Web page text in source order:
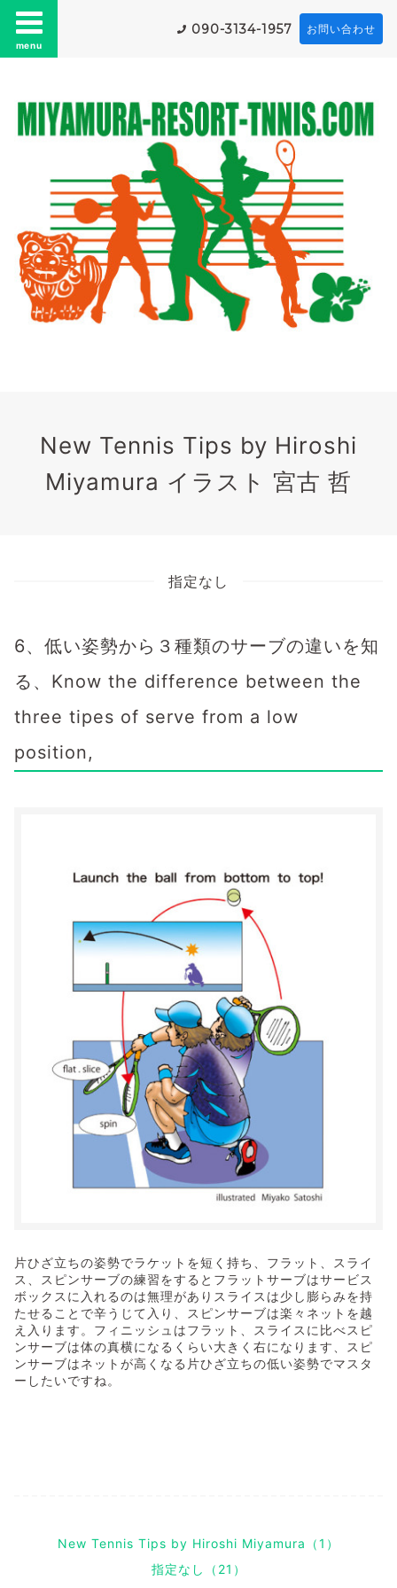
menu
090-3134-1957 お問い合わせ
New Tennis Tips by Hiroshi
Miyamura イラスト 宮古 哲
指定なし
6、低い姿勢から３種類のサーブの違いを知
る、Know the difference between the
three tipes of serve from a low
position,
片ひざ立ちの姿勢でラケットを短く持ち、フラット、スライ
ス、スピンサーブの練習をするとフラットサーブはサービス
ボックスに入れるのは無理がありスライスは少し膨らみを持
たせることで辛うじて入り、スピンサーブは楽々ネットを越
え入ります。フィニッシュはフラット、スライスに比べスピ
ンサーブは体の真横になるくらい大きく右になります、スピ
ンサーブはネットが高くなる片ひざ立ちの低い姿勢でマスタ
ーしたいですね。
New Tennis Tips by Hiroshi Miyamura（1）
指定なし（21）